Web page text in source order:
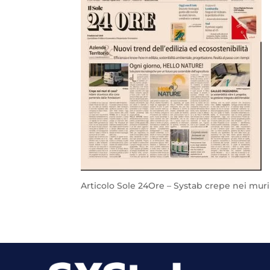
Articolo Sole 24Ore – Systab crepe nei muri